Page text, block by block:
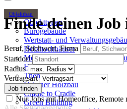
Objektbau
Objekttypen
Bürogebäude
Wertstatt- und
Holzhochhäuser
Mehrgeschossiger Wohnungsbau
Hallenbau
Themen
Urbaner Holzbau
Cradle to Cradle
Green Building
Finde deinen
Beruf, Stichwort, Firma
Standort
Radius
Vertragsart
Nur Jobs mit Homeoffice, Remote